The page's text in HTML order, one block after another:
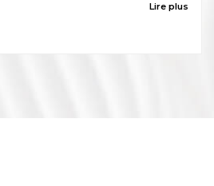
Lire plus